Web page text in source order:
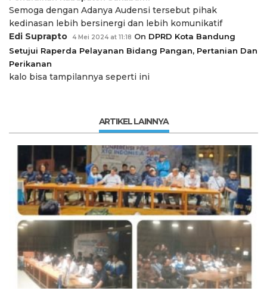
Semoga dengan Adanya Audensi tersebut pihak
kedinasan lebih bersinergi dan lebih komunikatif
Edi Suprapto
4 Mei 2024 at 11:18 On DPRD Kota Bandung
Setujui Raperda Pelayanan Bidang Pangan, Pertanian Dan
Perikanan
kalo bisa tampilannya seperti ini
ARTIKEL LAINNYA